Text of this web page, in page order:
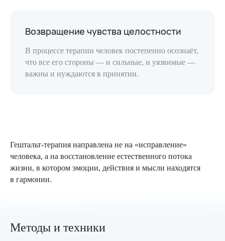
Возвращение чувства целостности
В процессе терапии человек постепенно осознаёт,
что все его стороны — и сильные, и уязвимые —
важны и нуждаются в принятии.
Гештальт-терапия направлена не на «исправление»
человека, а на восстановление естественного потока
жизни, в котором эмоции, действия и мысли находятся
в гармонии.
Методы и техники